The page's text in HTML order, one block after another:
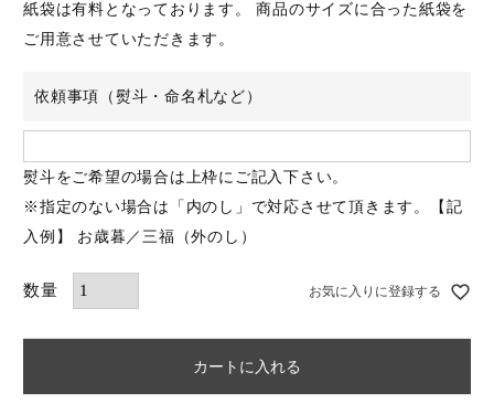
紙袋は有料となっております。 商品のサイズに合った紙袋を
ご用意させていただきます。
依頼事項（熨斗・命名札など）
熨斗をご希望の場合は上枠にご記入下さい。
※指定のない場合は「内のし」で対応させて頂きます。【記
入例】 お歳暮／三福（外のし）
お気に入りに登録する
カートに入れる